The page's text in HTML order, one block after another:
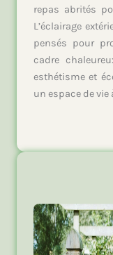
repas abrités
L’éclairage
pensés pour
cadre
esthétisme et
un espace de vie